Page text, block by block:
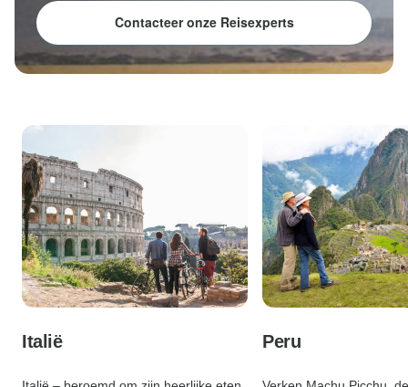
Contacteer onze Reisexperts
Italië Peru